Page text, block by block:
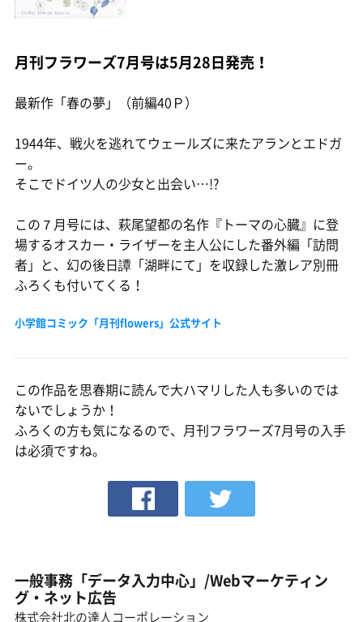
月刊フラワーズ7月号は5月28日発売！
最新作「春の夢」（前編40Ｐ）
1944年、戦火を逃れてウェールズに来たアランとエドガ
ー。
そこでドイツ人の少女と出会い…!?
この７月号には、萩尾望都の名作『トーマの心臓』に登
場するオスカー・ライザーを主人公にした番外編「訪問
者」と、幻の後日譚「湖畔にて」を収録した激レア別冊
ふろくも付いてくる！
小学館コミック「月刊flowers」公式サイト
この作品を思春期に読んで大ハマリした人も多いのでは
ないでしょうか！
ふろくの方も気になるので、月刊フラワーズ7月号の入手
は必須ですね。
一般事務「データ入力中心」/Webマーケティン
グ・ネット広告
株式会社北の達人コーポレーション